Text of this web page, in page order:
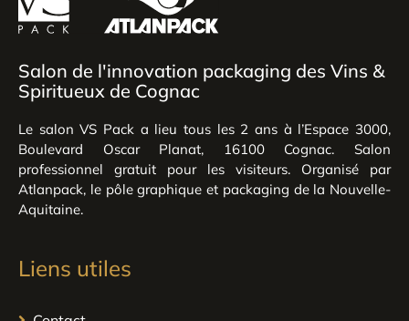
Salon de l'innovation packaging des Vins &
Spiritueux de Cognac
Le salon VS Pack a lieu tous les 2 ans à l’Espace 3000,
Boulevard Oscar Planat, 16100 Cognac. Salon
professionnel gratuit pour les visiteurs. Organisé par
Atlanpack, le pôle graphique et packaging de la Nouvelle-
Aquitaine.
Liens utiles